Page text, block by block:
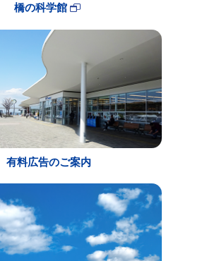
橋の科学館
有料広告のご案内